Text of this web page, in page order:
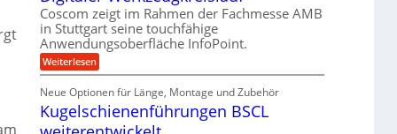
r
r
a
u
e
U
m
i
n
g
a
n
g
S
t
e
l
l
e
n
e
b
e
f
ü
r
p
r
z
i
i
s
i
o
n
f
ü
r
A
u
t
Coscom zeigt im Rahmen der Fachmesse AMB
in Stuttgart seine touchfähige
Anwendungsoberfläche InfoPoint.
Weiterlesen:
D
g
i
t
Neue Optionen für Länge, Montage und Zubehör
Kugelschienenführungen BSCL